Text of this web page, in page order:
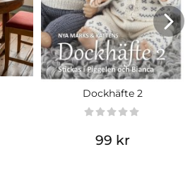
Dockhäfte 2
99 kr